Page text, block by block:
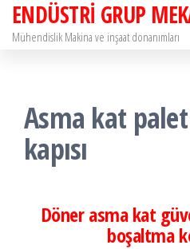
İçeriğe
atla
ENDÜSTRİ GRUP
Mühendislik Makina ve inşaat donanımları
Asma kat
kapısı
Döner asma kat
boşaltma